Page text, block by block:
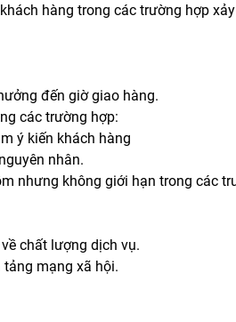
hàng trong các trường hợp
đến giờ giao hàng.
các trường hợp:
ý kiến khách hàng
nhân.
nhưng không giới hạn trong các
chất lượng dịch vụ.
tảng mạng xã hội.